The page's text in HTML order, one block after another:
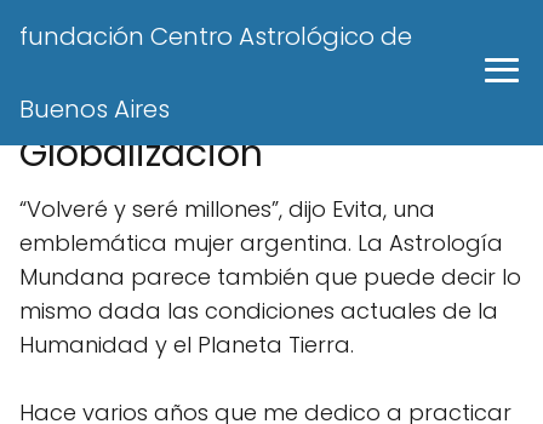
fundación Centro Astrológico de
Buenos Aires
Astrología Mundana y
Globalización
“Volveré y seré millones”, dijo Evita, una
emblemática mujer argentina. La Astrología
Mundana parece también que puede decir lo
mismo dada las condiciones actuales de la
Humanidad y el Planeta Tierra.
Hace varios años que me dedico a practicar